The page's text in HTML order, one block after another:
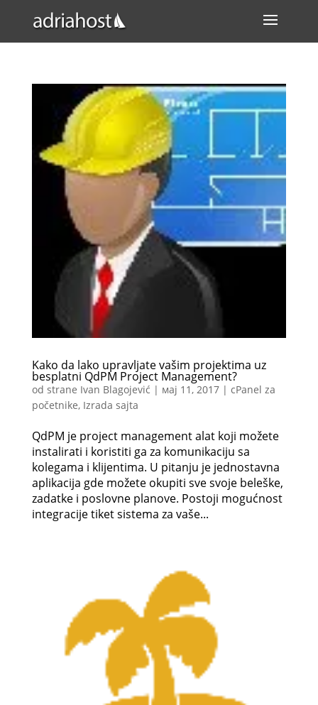
Kako da lako upravljate vašim projektima uz
besplatni QdPM Project Management?
od strane Ivan Blagojević | мај 11, 2017| cPanel za
početnike, Izrada sajta
QdPM je project management alat koji možete
instalirati i koristiti ga za komunikaciju sa
kolegama i klijentima. U pitanju je jednostavna
aplikacija gde možete okupiti sve svoje beleške,
zadatke i poslovne planove. Postoji mogućnost
integracije tiket sistema za vaše...